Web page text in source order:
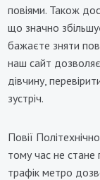
повіями. Також
що значно
бажаєте зняти
наш сайт
дівчину,
зустріч.
Повії
тому час не стане
трафік метро